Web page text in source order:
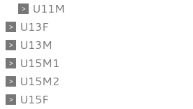
U11M
U13F
U13M
U15M1
U15M2
U15F